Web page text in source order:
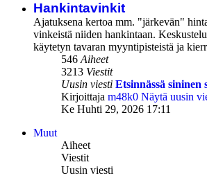
Hankintavinkit
Ajatuksena kertoa mm. "järkevän"
vinkeistä niiden hankintaan.
käytetyn tavaran myyntipisteistä ja
546Aiheet
3213 Viestit
Uusin viesti Etsinnässä
Kirjoittaja m48k0 Näytä uusin
Ke Huhti 29, 2026 17:11
Muut
Aiheet
Viestit
Uusin viesti